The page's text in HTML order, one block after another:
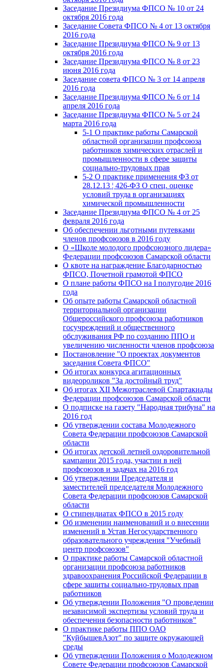
Заседание Президиума ФПСО № 10 от 24
октября 2016 года
Заседание Совета ФПСО № 4 от 13 октября
2016 года
Заседание Президиума ФПСО № 9 от 13
октября 2016 года
Заседание Президиума ФПСО № 8 от 23
июня 2016 года
Заседание совета ФПСО № 3 от 14 апреля
2016 года
Заседание Президиума ФПСО № 6 от 14
апреля 2016 года
Заседание Президиума ФПСО № 5 от 24
марта 2016 года
5-1 О практике работы Самарской
областной организации профсоюза
работников химических отраслей и
промышленности в сфере защиты
социально-трудовых прав
5-2 О практике применения ФЗ от
28.12.13 ¦ 426-ФЗ О спец. оценке
условий труда в организациях
химической промышленности
Заседание Президиума ФПСО № 4 от 25
февраля 2016 года
Об обеспечении льготными путевками
членов профсоюзов в 2016 году
О «Школе молодого профсоюзного лидера»
Федерации профсоюзов Самарской области
О квоте на награждение Благодарностью
ФПСО, Почетной грамотой ФПСО
О плане работы ФПСО на I полугодие 2016
года
Об опыте работы Самарской областной
территориальной организации
Общероссийского профсоюза работников
госучреждений и общественного
обслуживания РФ по созданию ППО и
увеличению численности членов профсоюза
Постановление "О проектах документов
заседания Совета ФПСО"
Об итогах конкурса агитационных
видеороликов "За достойный труд"
Об итогах XII Межотраслевой Спартакиады
Федерации профсоюзов Самарской области
О подписке на газету "Народная трибуна" на
2016 год
Об утверждении состава Молодежного
Совета Федерации профсоюзов Самарской
области
Об итогах детской летней оздоровительной
кампании 2015 года, участии в ней
профсоюзов и задачах на 2016 год
Об утверждении Председателя и
заместителей председателя Молодежного
Совета Федерации профсоюзов Самарской
области
О стипендиатах ФПСО в 2015 году
Об изменении наименований и о внесении
изменений в Устав Негосударственного
образовательного учреждения "Учебный
центр профсоюзов"
О практике работы Самарской областной
организации профсоюза работников
здравоохранения Российской Федерации в
сфере защиты социально-трудовых прав
работников
Об утверждении Положения "О проведении
независимой экспертизы условий труда и
обеспечения безопасности работников"
О практике работы ППО ОАО
"КуйбышевАзот" по защите окружающей
среды
Об утверждении Положения о Молодежном
Совете Федерации профсоюзов Самарской